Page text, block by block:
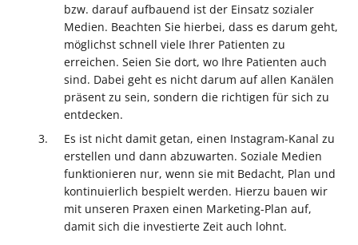
bzw. darauf aufbauend ist der Einsatz sozialer
Medien. Beachten Sie hierbei, dass es darum geht,
möglichst schnell viele Ihrer Patienten zu
erreichen. Seien Sie dort, wo Ihre Patienten auch
sind. Dabei geht es nicht darum auf allen Kanälen
präsent zu sein, sondern die richtigen für sich zu
entdecken.
Es ist nicht damit getan, einen Instagram-Kanal zu
erstellen und dann abzuwarten. Soziale Medien
funktionieren nur, wenn sie mit Bedacht, Plan und
kontinuierlich bespielt werden. Hierzu bauen wir
mit unseren Praxen einen Marketing-Plan auf,
damit sich die investierte Zeit auch lohnt.